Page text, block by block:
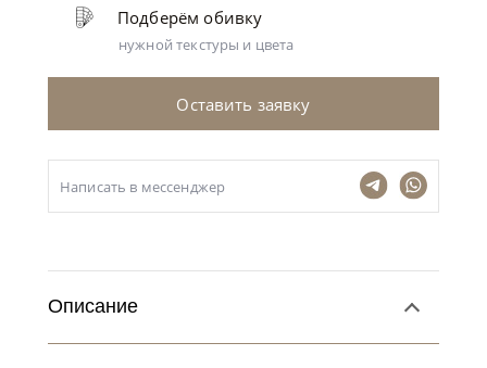
Подберём обивку
нужной текстуры и цвета
Оставить заявку
Написать в мессенджер
Описание